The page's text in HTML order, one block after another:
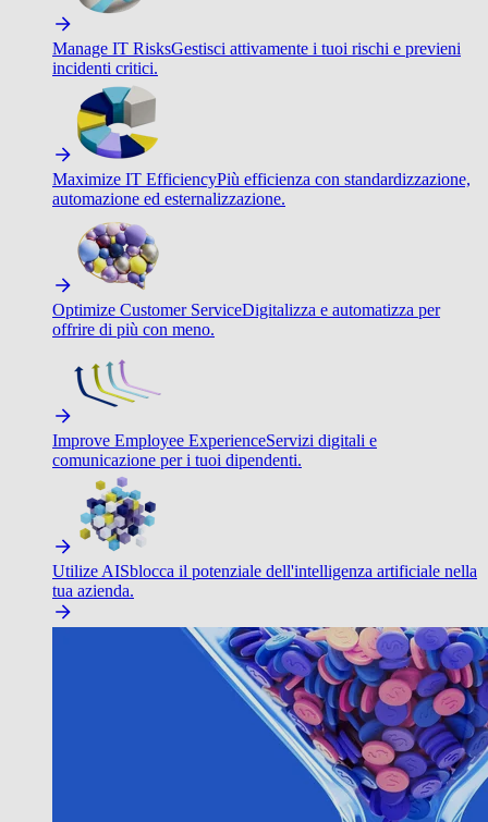
Manage IT RisksGestisci attivamente i tuoi rischi e previeni
incidenti critici.
Maximize IT EfficiencyPiù efficienza con standardizzazione,
automazione ed esternalizzazione.
Optimize Customer ServiceDigitalizza e automatizza per
offrire di più con meno.
Improve Employee ExperienceServizi digitali e
comunicazione per i tuoi dipendenti.
Utilize AISblocca il potenziale dell'intelligenza artificiale nella
tua azienda.